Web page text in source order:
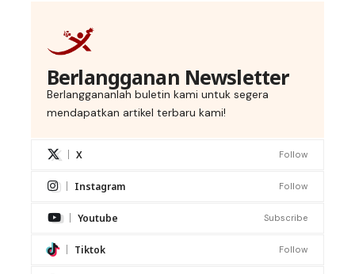
Berlangganan Newsletter
Berlanggananlah buletin kami untuk segera
mendapatkan artikel terbaru kami!
X Follow
Instagram Follow
Youtube Subscribe
Tiktok Follow